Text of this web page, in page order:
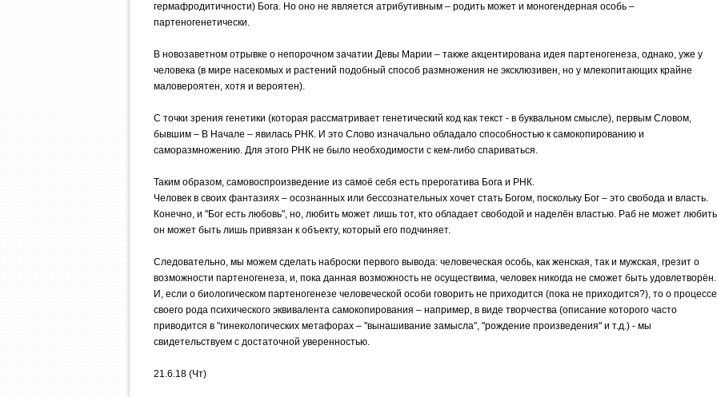
гермафродитичности) Бога. Но оно не является атрибутивным – родить может и моногендерная особь –
партеногенетически.
В новозаветном отрывке о непорочном зачатии Девы Марии – также акцентирована идея партеногенеза, однако, уже у
человека (в мире насекомых и растений подобный способ размножения не эксклюзивен, но у млекопитающих крайне
маловероятен, хотя и вероятен).
С точки зрения генетики (которая рассматривает генетический код как текст - в буквальном смысле), первым Словом,
бывшим – В Начале – явилась РНК. И это Слово изначально обладало способностью к самокопированию и
саморазмножению. Для этого РНК не было необходимости с кем-либо спариваться.
Таким образом, самовоспроизведение из самоё себя есть прерогатива Бога и РНК.
Человек в своих фантазиях – осознанных или бессознательных хочет стать Богом, поскольку Бог – это свобода и власть.
Конечно, и "Бог есть любовь", но, любить может лишь тот, кто обладает свободой и наделён властью. Раб не может
он может быть лишь привязан к объекту, который его подчиняет.
Следовательно, мы можем сделать наброски первого вывода: человеческая особь, как женская, так и мужская, грезит о
возможности партеногенеза, и, пока данная возможность не осуществима, человек никогда не сможет быть удовлетворён.
И, если о биологическом партеногенезе человеческой особи говорить не приходится (пока не приходится?), то о процессе
своего рода психического эквивалента самокопирования – например, в виде творчества (описание которого часто
приводится в "гинекологических метафорах – "вынашивание замысла", "рождение произведения" и т.д.) - мы
свидетельствуем с достаточной уверенностью.
21.6.18 (Чт)